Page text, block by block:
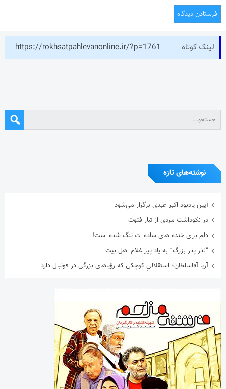
لینک کوتاه https://rokhsatpahlevanonline.ir/?p=1761
نوشته‌های تازه
آیین یادبود اکبر عبدی برگزار می‌شود
در نکوداشت مردی از تبار فتوت
دلم برای خنده های ساده ات تنگ شده است!
“نذر پدر بزرگ” به یاد پیر غلام اهل بیت
آریا آقاسلطان؛ استقلالیِ کوچکی که رؤیاهای بزرگی در فوتبال دارد